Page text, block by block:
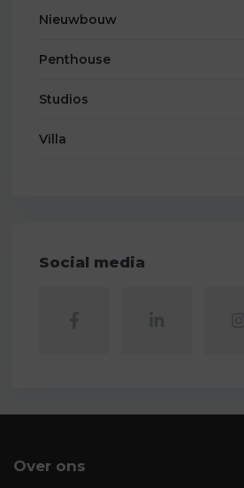
Nieuwbouw
Penthouse
Studios
Villa
Social media
Over ons